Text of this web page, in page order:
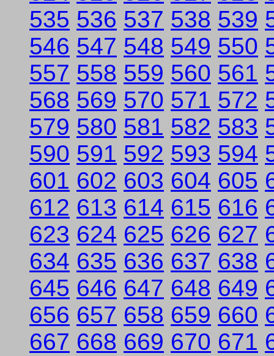
535 536 537 538 539
546 547 548 549 550
557 558 559 560 561
568 569 570 571 572
579 580 581 582 583
590 591 592 593 594
601 602 603 604 605
612 613 614 615 616
623 624 625 626 627
634 635 636 637 638
645 646 647 648 649
656 657 658 659 660
667 668 669 670 671